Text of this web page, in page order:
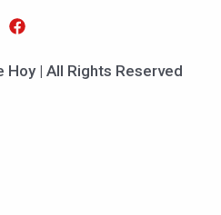
| All Rights Reserved